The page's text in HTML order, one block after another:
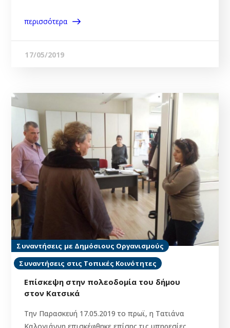
περισσότερα
17/05/2019
Συναντήσεις με Δημόσιους Οργανισμούς
Συναντήσεις στις Τοπικές Κοινότητες
Επίσκεψη στην πολεοδομία του δήμου
στον Κατσικά
Την Παρασκευή 17.05.2019 το πρωϊ, η Τατιάνα